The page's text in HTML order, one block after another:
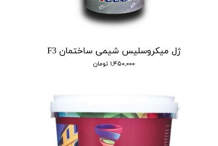
ژل میکروسلیس شیمی ساختمان F3
۱,۴۵۰,۰۰۰ تومان